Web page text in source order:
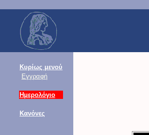
Κυρίως μενού
Εγγραφή
Ημερολόγιο
Κανόνες